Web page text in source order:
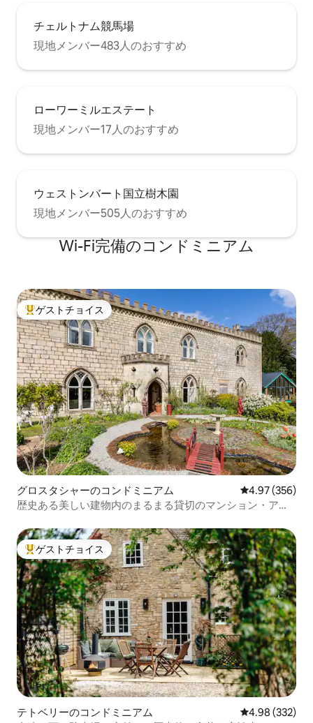
チェルトナム競馬場
現地メンバー483人のおすすめ
ローワーミルエステート
現地メンバー17人のおすすめ
ウェストンバート国立樹木園
現地メンバー505人のおすすめ
Wi-Fi完備のコンドミニアム
大好評のゲストチョイスです。
ゲストチョイス
グロスタシャーのコンドミニアム レビュー356
4.97 (356)
歴史ある美しい建物内のまるまる貸切のマンション・アパ
大好評のゲストチョイスです。
ゲストチョイス
テトベリーのコンドミニアム レビュー332
4.98 (332)